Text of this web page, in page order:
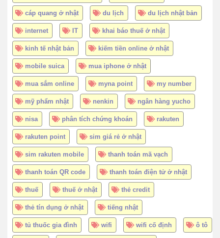
cáp quang ở nhật du lịch du lịch nhật bản
internet IT khai báo thuế ở nhật
kinh tế nhật bản kiếm tiền online ở nhật
mobile suica mua iphone ở nhật
mua sắm online myna point my number
mỹ phẩm nhật nenkin ngân hàng yucho
nisa phân tích chứng khoán rakuten
rakuten point sim giá rẻ ở nhật
sim rakuten mobile thanh toán mã vạch
thanh toán QR code thanh toán điện tử ở nhật
thuế thuế ở nhật thẻ credit
thẻ tín dụng ở nhật tiếng nhật
tủ thuốc gia đình wifi wifi cố định ô tô